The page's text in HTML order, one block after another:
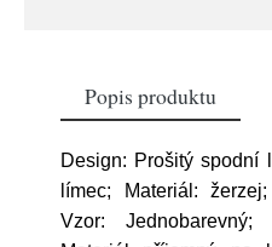
Popis produktu
Design: Prošitý spodní
límec; Materiál:
Vzor: